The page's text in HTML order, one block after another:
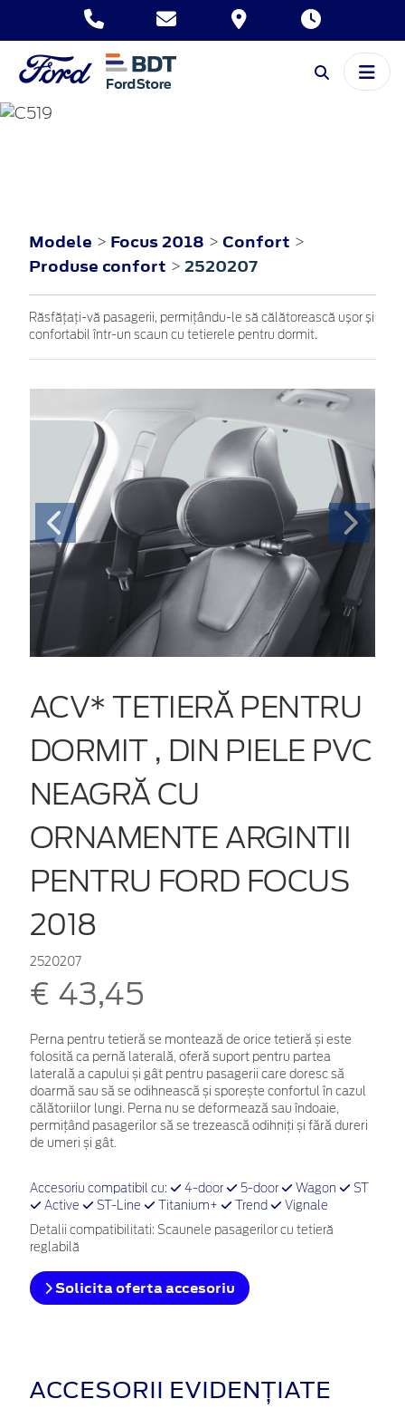
Modele > Focus 2018 > Confort >
Produse confort > 2520207
Răsfățați-vă pasagerii, permițându-le să călătorească ușor și
confortabil într-un scaun cu tetierele pentru dormit.
ACV* TETIERĂ PENTRU
DORMIT , DIN PIELE PVC
NEAGRĂ CU
ORNAMENTE ARGINTII
PENTRU FORD FOCUS
2018
2520207
€ 43,45
Perna pentru tetieră se montează de orice tetieră și este
folosită ca pernă laterală, oferă suport pentru partea
laterală a capului și gât pentru pasagerii care doresc să
doarmă sau să se odihnească și sporește confortul în cazul
călătoriilor lungi. Perna nu se deformează sau îndoaie,
permițând pasagerilor să se trezească odihniți și fără dureri
de umeri și gât.
Accesoriu compatibil cu: 4-door 5-door Wagon
ST
Active
ST-Line Titanium+ Trend Vignale
Detalii compatibilitati: Scaunele pasagerilor cu tetieră
reglabilă
Solicita oferta accesoriu
ACCESORII EVIDENȚIATE